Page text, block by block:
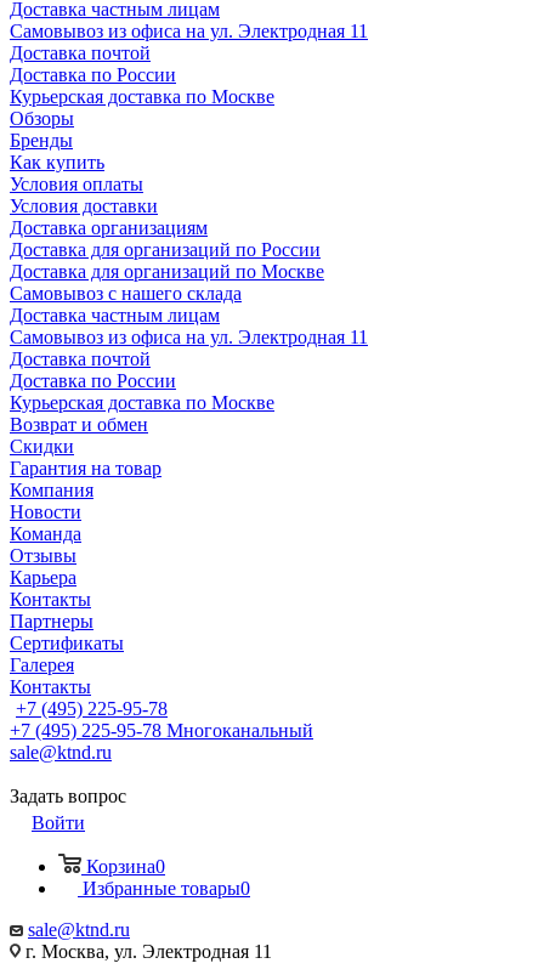
Доставка частным лицам
Самовывоз из офиса на ул. Электродная 11
Доставка почтой
Доставка по России
Курьерская доставка по Москве
Обзоры
Бренды
Как купить
Условия оплаты
Условия доставки
Доставка организациям
Доставка для организаций по России
Доставка для организаций по Москве
Самовывоз с нашего склада
Доставка частным лицам
Самовывоз из офиса на ул. Электродная 11
Доставка почтой
Доставка по России
Курьерская доставка по Москве
Возврат и обмен
Скидки
Гарантия на товар
Компания
Новости
Команда
Отзывы
Карьера
Контакты
Партнеры
Сертификаты
Галерея
Контакты
+7 (495) 225-95-78
+7 (495) 225-95-78 Многоканальный
sale@ktnd.ru
Задать вопрос
Войти
Корзина0
Избранные товары0
sale@ktnd.ru
г. Москва, ул. Электродная 11